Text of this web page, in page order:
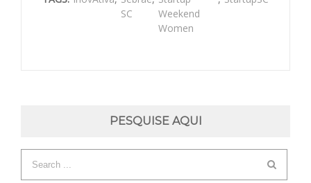
SC
Weekend
Women
PESQUISE AQUI